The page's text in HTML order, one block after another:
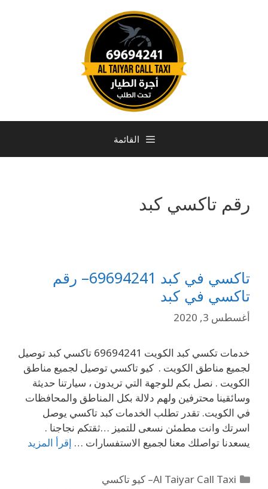
القائمة
رقم تاكسي كبد
تاكسي في كبد 69694241– رقم
تاكسي في كبد
أغسطس 3, 2020
خدمات تكسي كبد الكويت 69694241 تاكسي كبد توصيل
لجميع مناطق الكويت . كيو تاكسي توصيل لجميع مناطق
الكويت . نصل بكم للوجهة التي تريدون ، سيارتنا حديثة
وسائقينا محترفين ولهم دلالة بكل المناطق والمحافظات
في الكويت. تقدر تطلب الخدمات كبد تاكسي يوصل
اسرتك وانت مطمئن نسعى للتميز …ثقتكم نجاجنا .
يسعدنا تواصلك معنا لجميع الاستفسارات … إقرأ المزيد
Al Taiyar Call Taxi– كيو تاكسي